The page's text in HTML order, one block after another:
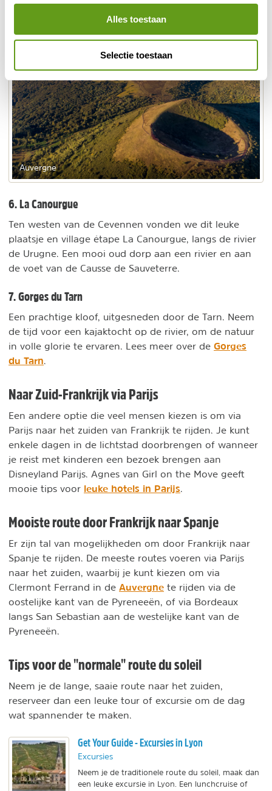
Alles toestaan
Selectie toestaan
Auvergne
6. La Canourgue
Ten westen van de Cevennen vonden we dit leuke
plaatsje en village étape La Canourgue, langs de rivier
de Urugne. Een mooi oud dorp aan een rivier en aan
de voet van de Causse de Sauveterre.
7. Gorges du Tarn
Een prachtige kloof, uitgesneden door de Tarn. Neem
de tijd voor een kajaktocht op de rivier, om de natuur
in volle glorie te ervaren. Lees meer over de Gorges
du Tarn
Naar Zuid-Frankrijk via Parijs
Een andere optie die veel mensen kiezen is om via
Parijs naar het zuiden van Frankrijk te rijden. Je kunt
enkele dagen in de lichtstad doorbrengen of wanneer
je reist met kinderen een bezoek brengen aan
Disneyland Parijs. Agnes van Girl on the Move geeft
mooie tips voor leuke hotels in Parijs
Mooiste route door Frankrijk naar Spanje
Er zijn tal van mogelijkheden om door Frankrijk naar
Spanje te rijden. De meeste routes voeren via Parijs
naar het zuiden, waarbij je kunt kiezen om via
Clermont Ferrand in de Auvergne te rijden via de
oostelijke kant van de Pyreneeën, of via Bordeaux
langs San Sebastian aan de westelijke kant van de
Pyreneeën.
Tips voor de "normale" route du soleil
Neem je de lange, saaie route naar het zuiden,
reserveer dan een leuke tour of excursie om de dag
wat spannender te maken.
Get Your Guide - Excursies in Lyon
Excursies
Neem je de traditionele route du soleil, maak dan
een leuke excursie in Lyon. Een lunchcruise of